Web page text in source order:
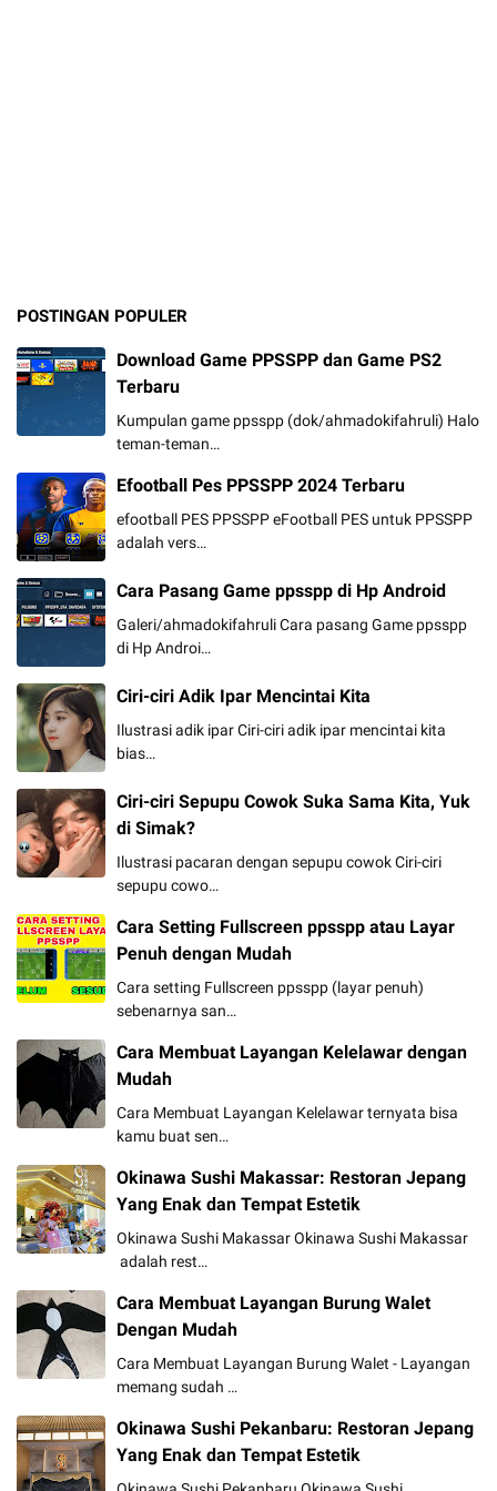
POSTINGAN POPULER
Download Game PPSSPP dan Game PS2
Terbaru
Kumpulan game ppsspp (dok/ahmadokifahruli) Halo
teman-teman…
Efootball Pes PPSSPP 2024 Terbaru
efootball PES PPSSPP eFootball PES untuk PPSSPP
adalah vers…
Cara Pasang Game ppsspp di Hp Android
Galeri/ahmadokifahruli Cara pasang Game ppsspp
di Hp Androi…
Ciri-ciri Adik Ipar Mencintai Kita
Ilustrasi adik ipar Ciri-ciri adik ipar mencintai kita
bias…
Ciri-ciri Sepupu Cowok Suka Sama Kita, Yuk
di Simak?
Ilustrasi pacaran dengan sepupu cowok Ciri-ciri
sepupu cowo…
Cara Setting Fullscreen ppsspp atau Layar
Penuh dengan Mudah
Cara setting Fullscreen ppsspp (layar penuh)
sebenarnya san…
Cara Membuat Layangan Kelelawar dengan
Mudah
Cara Membuat Layangan Kelelawar ternyata bisa
kamu buat sen…
Okinawa Sushi Makassar: Restoran Jepang
Yang Enak dan Tempat Estetik
Okinawa Sushi Makassar Okinawa Sushi Makassar
adalah rest…
Cara Membuat Layangan Burung Walet
Dengan Mudah
Cara Membuat Layangan Burung Walet - Layangan
memang sudah …
Okinawa Sushi Pekanbaru: Restoran Jepang
Yang Enak dan Tempat Estetik